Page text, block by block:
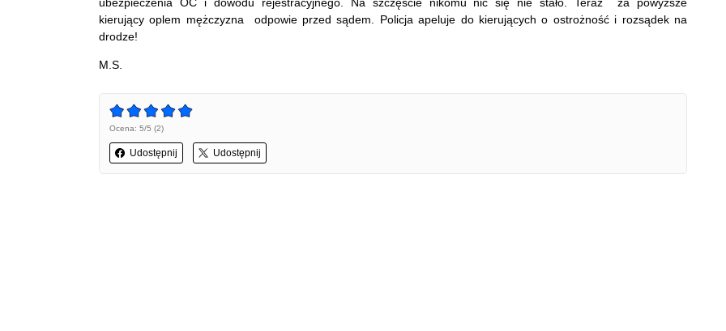
ubezpieczenia OC i dowodu rejestracyjnego. Na szczęście nikomu nic się nie stało. Teraz za powyższe
kierujący oplem mężczyzna odpowie przed sądem. Policja apeluje do kierujących o ostrożność i rozsądek na
drodze!
M.S.
Ocena: 5/5 (2)
Udostępnij Udostępnij